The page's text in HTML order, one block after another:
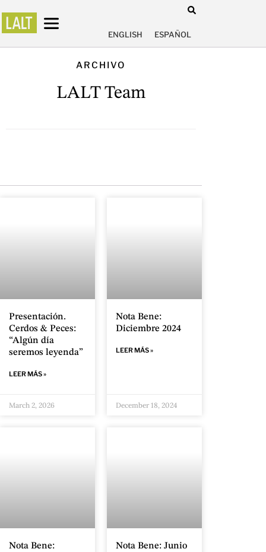
ENGLISH ESPAÑOL
ARCHIVO
LALT Team
Presentación.
Cerdos & Peces:
“Algún día
seremos leyenda”
LEER MÁS »
March 2, 2026
Nota Bene:
Diciembre 2024
LEER MÁS »
December 18, 2024
Nota Bene:
Nota Bene: Junio